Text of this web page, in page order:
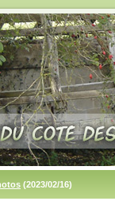
(2023/02/16)